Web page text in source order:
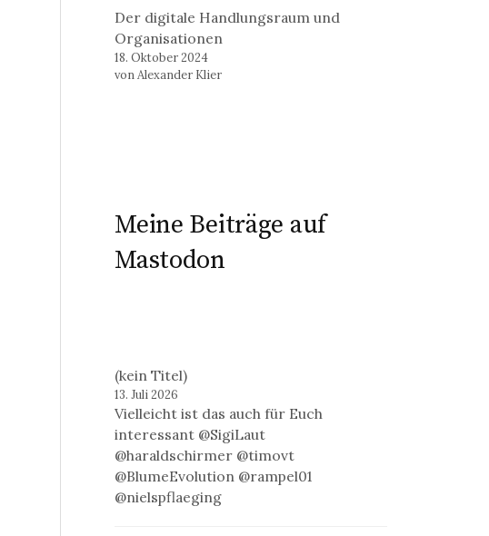
Der digitale Handlungsraum und
Organisationen
18. Oktober 2024
von Alexander Klier
Meine Beiträge auf
Mastodon
(kein Titel)
13. Juli 2026
Vielleicht ist das auch für Euch
interessant @SigiLaut
@haraldschirmer @timovt
@BlumeEvolution @rampel01
@nielspflaeging